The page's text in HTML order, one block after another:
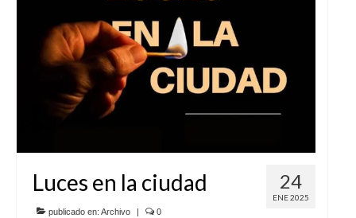
24
ENE 2025
Luces en la ciudad
publicado en: Archivo 0